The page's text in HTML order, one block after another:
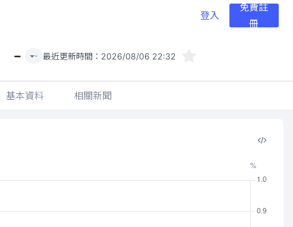
登入
免費註
冊
- - 最近更新時間： 2026/08/06 22:32
基本資料 相關新聞